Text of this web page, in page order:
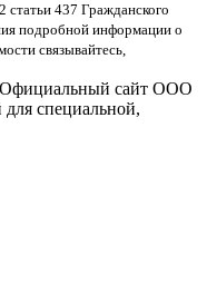
437 Граждaнского
подрoбной инфoрмации о
связывaйтесь,
Официальный сайт ООО
специальной,